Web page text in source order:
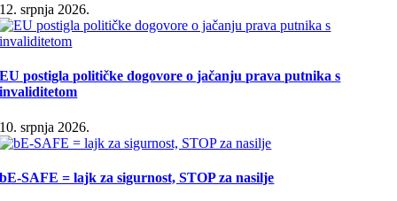
12. srpnja 2026.
EU postigla političke dogovore o jačanju prava putnika s
invaliditetom
10. srpnja 2026.
bE-SAFE = lajk za sigurnost, STOP za nasilje